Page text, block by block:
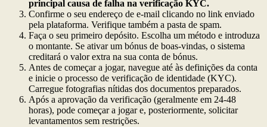
principal causa de falha na verificação KYC.
Confirme o seu endereço de e-mail clicando no link enviado
pela plataforma. Verifique também a pasta de spam.
Faça o seu primeiro depósito. Escolha um método e introduza
o montante. Se ativar um bónus de boas-vindas, o sistema
creditará o valor extra na sua conta de bónus.
Antes de começar a jogar, navegue até às definições da conta
e inicie o processo de verificação de identidade (KYC).
Carregue fotografias nítidas dos documentos preparados.
Após a aprovação da verificação (geralmente em 24-48
horas), pode começar a jogar e, posteriormente, solicitar
levantamentos sem restrições.